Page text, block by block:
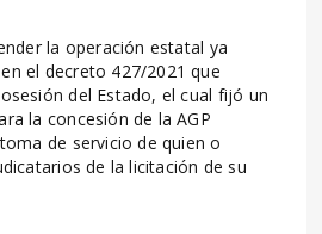
la operación estatal ya
el decreto 427/2021 que
del Estado, el cual fijó un
la concesión de la AGP
de servicio de quien o
de la licitación de su